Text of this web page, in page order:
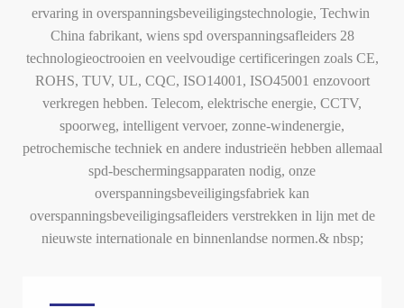
ervaring in overspanningsbeveiligingstechnologie, Techwin
China fabrikant, wiens spd overspanningsafleiders 28
technologieoctrooien en veelvoudige certificeringen zoals CE,
ROHS, TUV, UL, CQC, ISO14001, ISO45001 enzovoort
verkregen hebben. Telecom, elektrische energie, CCTV,
spoorweg, intelligent vervoer, zonne-windenergie,
petrochemische techniek en andere industrieën hebben allemaal
spd-beschermingsapparaten nodig, onze
overspanningsbeveiligingsfabriek kan
overspanningsbeveiligingsafleiders verstrekken in lijn met de
nieuwste internationale en binnenlandse normen.& nbsp;